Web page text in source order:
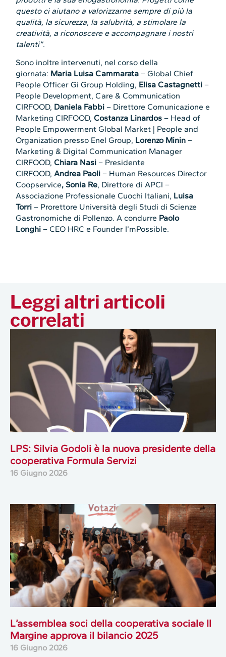
questo ci aiutano a valorizzarne sempre di più la
qualità, la sicurezza, la salubrità, a stimolare la
creatività, a riconoscere e accompagnare i nostri
talenti”.
Sono inoltre intervenuti, nel corso della
giornata: Maria Luisa Cammarata– Global Chief
People Officer Gi Group Holding, Elisa Castagnetti –
People Development, Care & Communication
CIRFOOD, Daniela Fabbi – Direttore Comunicazione e
Marketing CIRFOOD,Costanza Linardos – Head of
People Empowerment Global Market | People and
Organization presso Enel Group, Lorenzo Minin –
Marketing & Digital Communication Manager
CIRFOOD,Chiara Nasi – Presidente
CIRFOOD,Andrea Paoli – Human Resources Director
Coopservice, Sonia Re, Direttore di APCI –
Associazione Professionale Cuochi Italiani, Luisa
Torri – Prorettore Università degli Studi di Scienze
Gastronomiche di Pollenzo. A condurre Paolo
Longhi – CEO HRC e Founder I’mPossible.
Leggi altri articoli
correlati
LPS: Silvia Godoli è la nuova presidente della
cooperativa Formula Servizi
16 Giugno 2026
L’assemblea soci della cooperativa sociale Il
Margine approva il bilancio 2025
16 Giugno 2026